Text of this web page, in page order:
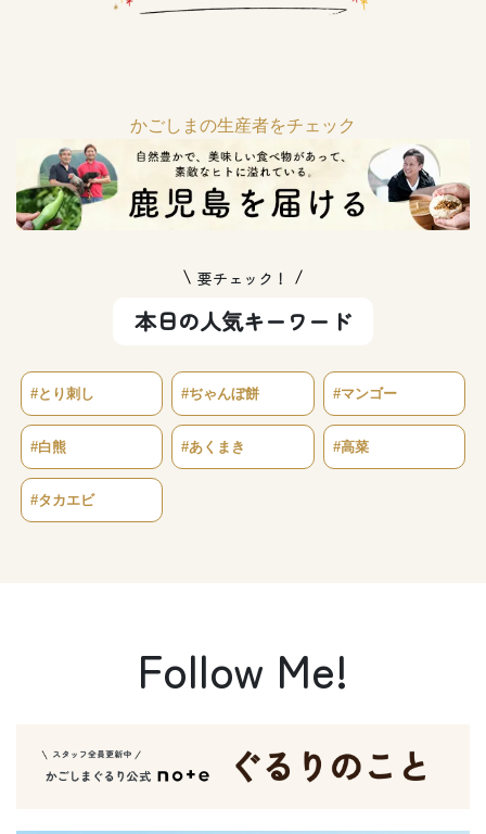
かごしまの生産者をチェック
要チェック！
本日の人気キーワード
#とり刺し #ぢゃんぼ餅 #マンゴー
#白熊 #あくまき #高菜
#タカエビ
Follow Me!